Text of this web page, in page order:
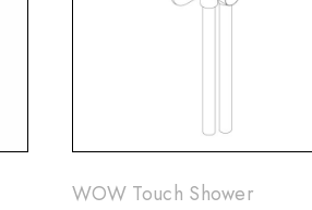
WOW Touch Shower